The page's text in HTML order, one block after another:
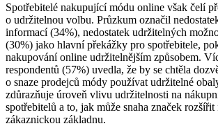
Spotřebitelé nakupující módu online však čelí
o udržitelnou volbu. Průzkum označil
informací (34%), nedostatek udržitelných
(30%) jako hlavní překážky pro spotřebitele,
nakupování online udržitelnějším způsobem.
respondentů (57%) uvedla, že by se chtěla
o snaze prodejců módy používat udržitelné
zdůrazňuje úroveň vlivu udržitelnosti na
spotřebitelů a to, jak může snaha značek
zákaznickou základnu.